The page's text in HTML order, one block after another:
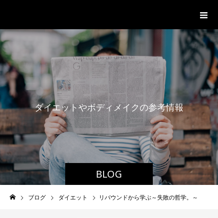
BLOG
ダイエットやボディメイクの参考情報
ブログ ダイエット リバウンドから学ぶ～失敗の哲学。～